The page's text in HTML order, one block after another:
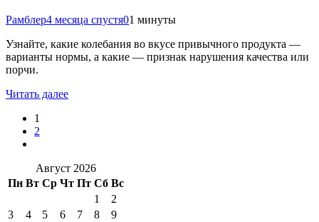
Рамблер4 месяца спустя01 минуты
Узнайте, какие колебания во вкусе привычного продукта —
варианты нормы, а какие — признак нарушения качества или
порчи.
Читать далее
1
2
Август 2026
Пн Вт Ср Чт Пт Сб Вс
1
2
3
4 5 6 7 8 9